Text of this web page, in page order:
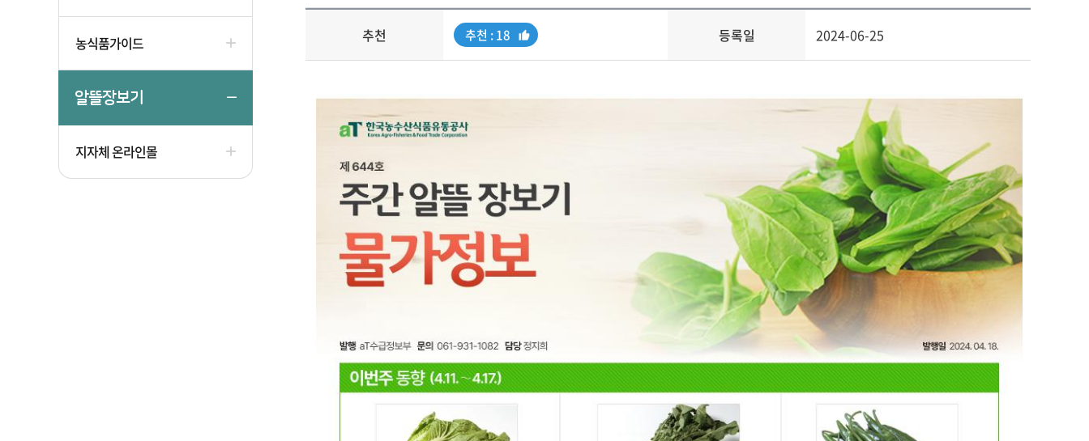
농식품가이드
알뜰장보기
지자체 온라인몰
추천
추
천
추천 : 18 등록일 2024-06-25